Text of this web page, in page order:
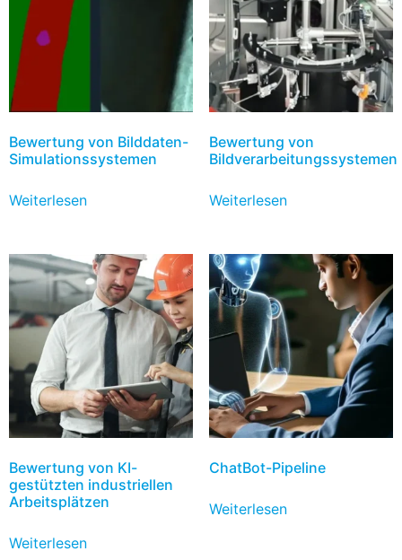
Bewertung von Bilddaten-
Simulationssystemen
Weiterlesen
Bewertung von
Bildverarbeitungssystemen
Weiterlesen
Bewertung von KI-
gestützten industriellen
Arbeitsplätzen
Weiterlesen
ChatBot-Pipeline
Weiterlesen